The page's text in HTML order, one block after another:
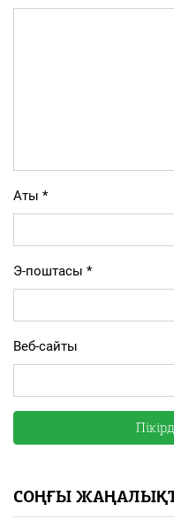
Аты *
Э-поштасы *
Веб-сайты
СОҢҒЫ